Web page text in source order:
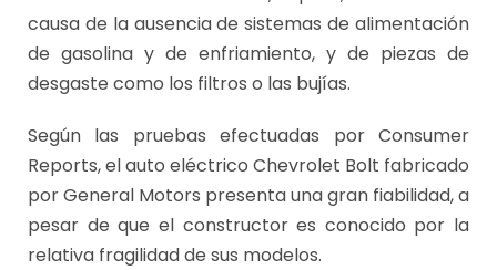
causa de la ausencia de sistemas de alimentación
de gasolina y de enfriamiento, y de piezas de
desgaste como los filtros o las bujías.
Según las pruebas efectuadas por Consumer
Reports, el auto eléctrico Chevrolet Bolt fabricado
por General Motors presenta una gran fiabilidad, a
pesar de que el constructor es conocido por la
relativa fragilidad de sus modelos.